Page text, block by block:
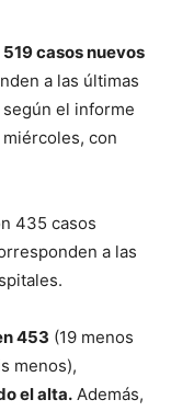
519 casos nuevos
a las últimas
según el informe
con
435 casos
a las
453 (19 menos
menos),
el alta. Además,